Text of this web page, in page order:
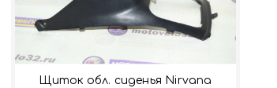
Щиток обл. сиденья Nirvana